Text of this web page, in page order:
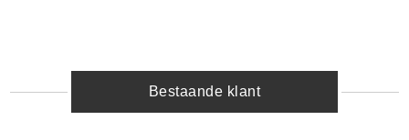
Bestaande klant